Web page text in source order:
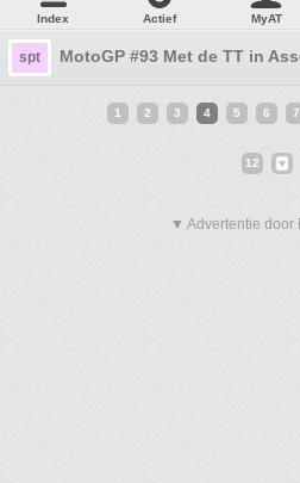
Index Actief MyAT
spt MotoGP #93 Met de TT in
1 2 3 4 5 6 7
12
▼ Advertentie door